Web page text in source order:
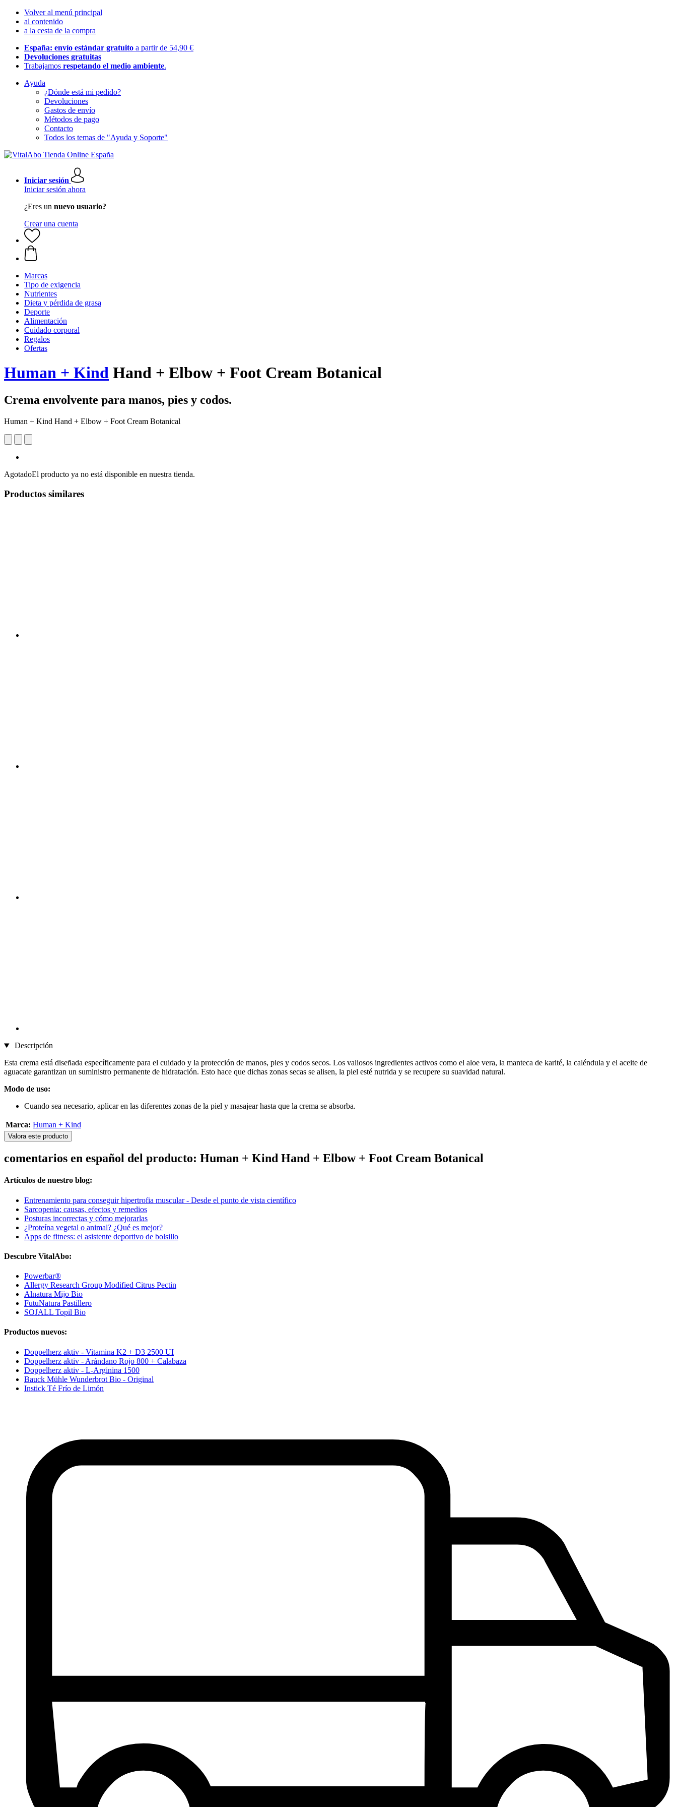
Volver al menú principal
al contenido
a la cesta de la compra
España: envío estándar gratuito a partir de 54,90 €
Devoluciones gratuitas
Trabajamos respetando el medio ambiente.
Ayuda
¿Dónde está mi pedido?
Devoluciones
Gastos de envío
Métodos de pago
Contacto
Todos los temas de "Ayuda y Soporte"
Iniciar sesión
Iniciar sesión ahora
¿Eres un nuevo usuario?
Crear una cuenta
Marcas
Tipo de exigencia
Nutrientes
Dieta y pérdida de grasa
Deporte
Alimentación
Cuidado corporal
Regalos
Ofertas
Human + Kind Hand + Elbow + Foot Cream Botanical
Crema envolvente para manos, pies y codos.
Human + Kind Hand + Elbow + Foot Cream Botanical
AgotadoEl producto ya no está disponible en nuestra tienda.
Productos similares
Descripción
Esta crema está diseñada específicamente para el cuidado y la protección de manos, pies y codos secos. Los valiosos ingredientes activos como el aloe vera, la manteca de karité, la caléndula y el aceite de
aguacate garantizan un suministro permanente de hidratación. Esto hace que dichas zonas secas se alisen, la piel esté nutrida y se recupere su suavidad natural.
Modo de uso:
Cuando sea necesario, aplicar en las diferentes zonas de la piel y masajear hasta que la crema se absorba.
Marca: Human + Kind
Valora este producto
comentarios en español del producto: Human + Kind Hand + Elbow + Foot Cream Botanical
Artículos de nuestro blog:
Entrenamiento para conseguir hipertrofia muscular - Desde el punto de vista científico
Sarcopenia: causas, efectos y remedios
Posturas incorrectas y cómo mejorarlas
¿Proteína vegetal o animal? ¿Qué es mejor?
Apps de fitness: el asistente deportivo de bolsillo
Descubre VitalAbo:
Powerbar®
Allergy Research Group Modified Citrus Pectin
Alnatura Mijo Bio
FutuNatura Pastillero
SOJALL Topil Bio
Productos nuevos:
Doppelherz aktiv - Vitamina K2 + D3 2500 UI
Doppelherz aktiv - Arándano Rojo 800 + Calabaza
Doppelherz aktiv - L-Arginina 1500
Bauck Mühle Wunderbrot Bio - Original
Instick Té Frío de Limón